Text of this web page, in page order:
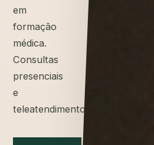
em
formação
médica.
Consultas
presenciais
e
teleatendimento.